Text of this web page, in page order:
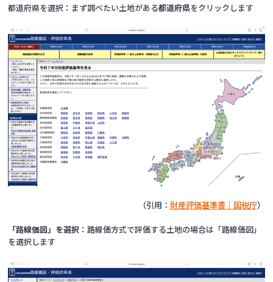
都道府県を選択：まず調べたい土地がある都道府県をクリックします
（引用： 財産評価基準書｜国税庁）
「路線価図」を選択 ：路線価方式で評価する土地の場合は「路線価図」
を選択します